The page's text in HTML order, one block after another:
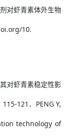
对虾青素体外生物
10.
对虾青素稳定性影
121．PENG Y,
technology of